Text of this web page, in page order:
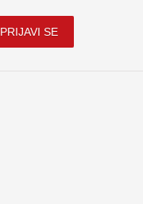
PRIJAVI SE